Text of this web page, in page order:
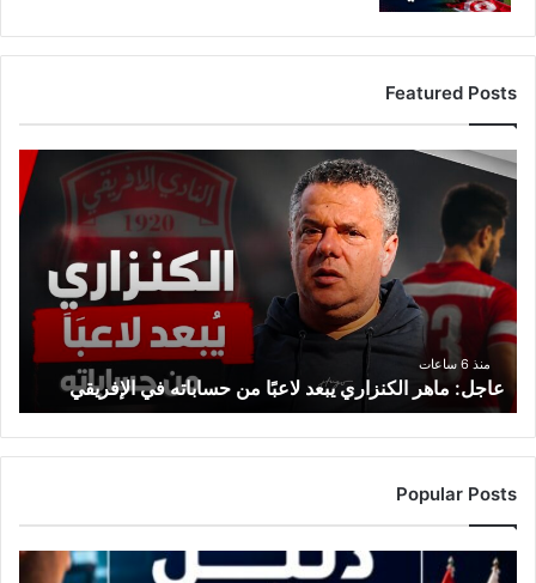
Featured Posts
عاجل:
ماهر
الكنزاري
يبعد
لاعبًا
من
حساباته
في
الإفريقي
منذ 6 ساعات
عاجل: ماهر الكنزاري يبعد لاعبًا من حساباته في الإفريقي
Popular Posts